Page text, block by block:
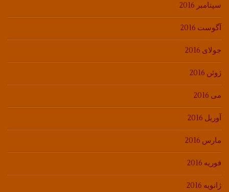
سپتامبر 2016
آگوست 2016
جولای 2016
ژوئن 2016
می 2016
آوریل 2016
مارس 2016
فوریه 2016
ژانویه 2016